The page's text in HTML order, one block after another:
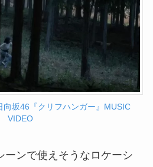
向坂46『クリフハンガー』MUSIC
VIDEO
ーンで使えそうなロケーシ